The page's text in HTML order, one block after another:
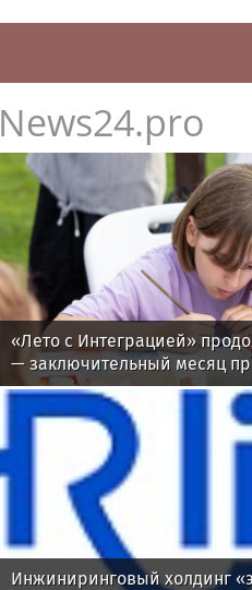
News24.pro
«Лето с Интеграцией»
— заключительный месяц
Инжиниринговый холдинг